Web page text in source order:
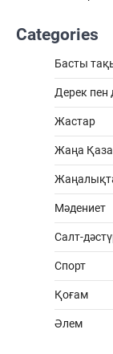
Categories
Басты
Дерек пен
Жастар
Жаңа
Мәдениет
Салт-
Спорт
Қоғам
Әлем